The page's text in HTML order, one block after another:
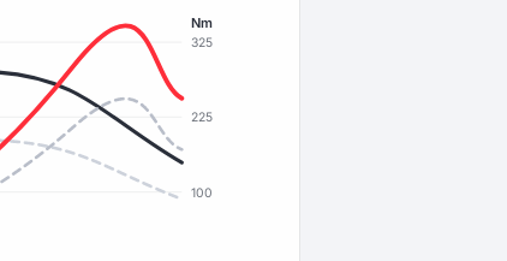
100
225
325
Nm